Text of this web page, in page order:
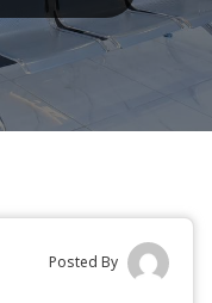
Posted By